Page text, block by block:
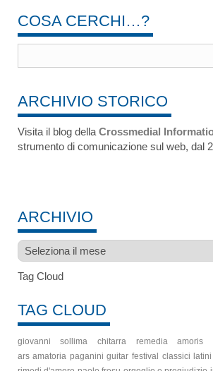
COSA CERCHI…?
ARCHIVIO STORICO
Visita il blog della Crossmedial
strumento di comunicazione sul web, dal
ARCHIVIO
Archivio
Tag Cloud
TAG CLOUD
giovanni sollima chitarra remedia amoris
ars amatoria paganini guitar festival classici latini